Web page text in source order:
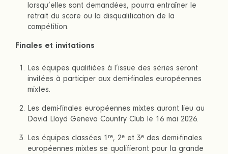
lorsqu’elles sont demandées, pourra entraîner le
retrait du score ou la disqualification de la
compétition.
Finales et invitations
Les équipes qualifiées à l’issue des séries seront
invitées à participer aux demi-finales européennes
mixtes.
Les demi-finales européennes mixtes auront lieu au
David Lloyd Geneva Country Club le 16 mai 2026.
Les équipes classées 1ʳᵉ, 2ᵉ et 3ᵉ des demi-finales
européennes mixtes se qualifieront pour la grande